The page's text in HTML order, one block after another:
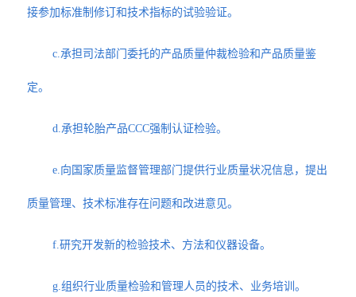
接参加标准制修订和技术指标的试验验证。
c.承担司法部门委托的产品质量仲裁检验和产品质量鉴
定。
d.承担轮胎产品CCC强制认证检验。
e.向国家质量监督管理部门提供行业质量状况信息，提出
质量管理、技术标准存在问题和改进意见。
f.研究开发新的检验技术、方法和仪器设备。
g.组织行业质量检验和管理人员的技术、业务培训。